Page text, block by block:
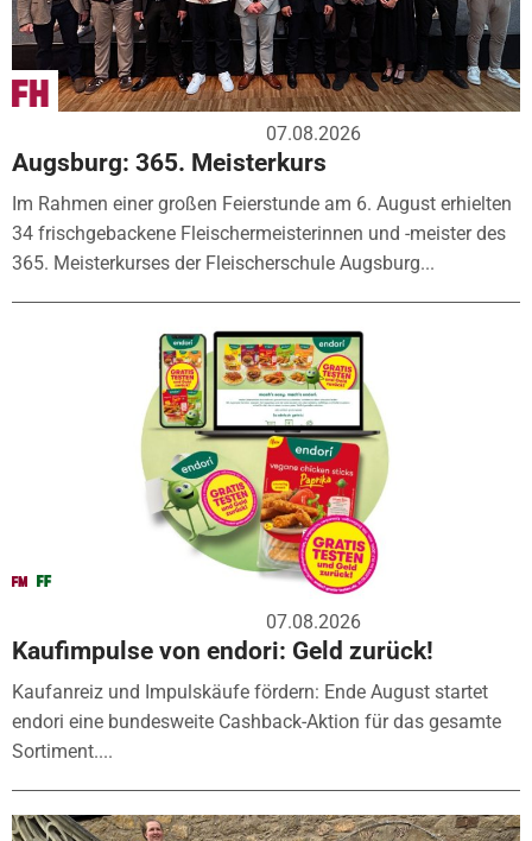
07.08.2026
Augsburg: 365. Meisterkurs
Im Rahmen einer großen Feierstunde am 6. August erhielten
34 frischgebackene Fleischermeisterinnen und -meister des
365. Meisterkurses der Fleischerschule Augsburg...
07.08.2026
Kaufimpulse von endori: Geld zurück!
Kaufanreiz und Impulskäufe fördern: Ende August startet
endori eine bundesweite Cashback-Aktion für das gesamte
Sortiment....